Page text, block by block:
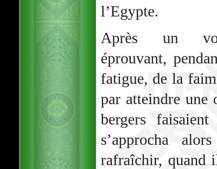
l’Egypte.
Après un
éprouvant,
fatigue, de la
par atteindre une
bergers
s’approcha
rafraîchir, quand